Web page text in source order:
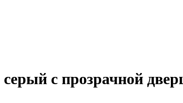
с прозрачной